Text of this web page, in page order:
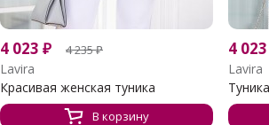
4 023 ₽ 4 235₽
Lavira
Красивая женская туника
В корзину
4 023
Lavira